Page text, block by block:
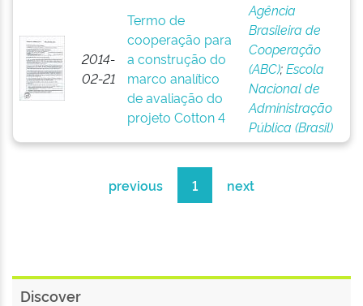
2014-
02-21
Termo de
cooperação para
a construção do
marco analítico
de avaliação do
projeto Cotton 4
Agência
Brasileira de
Cooperação
(ABC);Escola
Nacional de
Administração
Pública (Brasil)
previous 1 next
Discover